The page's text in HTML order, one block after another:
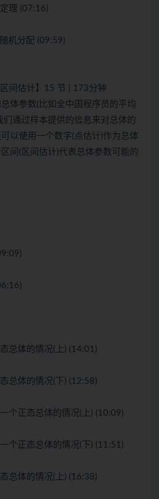
理 (07:16)
机分配 (09:59)
间估计】15 节 | 173分钟
体参数(比如全中国程序员的平均
们通过样本提供的信息来对总体的
以使用一个数字(点估计)作为总体
间(区间估计)代表总体参数可能的
总体的情况(上) (14:01)
总体的情况(下) (12:58)
个正态总体的情况(上) (10:09)
个正态总体的情况(下) (11:51)
总体的情况(上) (16:38)